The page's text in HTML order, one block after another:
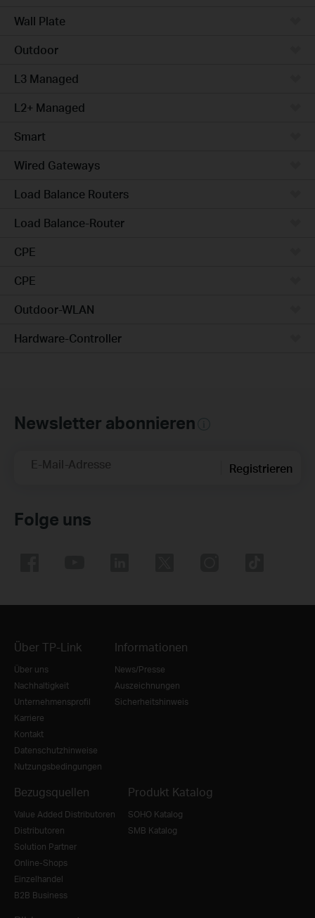
Wall Plate
Outdoor
L3 Managed
L2+ Managed
Smart
Wired Gateways
Load Balance Routers
Load Balance-Router
CPE
CPE
Outdoor-WLAN
Hardware-Controller
Newsletter abonnieren
E-Mail-Adresse Registrieren
Folge uns
Über TP-Link
Über uns
Nachhaltigkeit
Unternehmensprofil
Karriere
Kontakt
Datenschutzhinweise
Nutzungsbedingungen
Informationen
News/Presse
Auszeichnungen
Sicherheitshinweis
Bezugsquellen
Value Added Distributoren
Distributoren
Solution Partner
Online-Shops
Einzelhandel
B2B Business
Produkt Katalog
SOHO Katalog
SMB Katalog